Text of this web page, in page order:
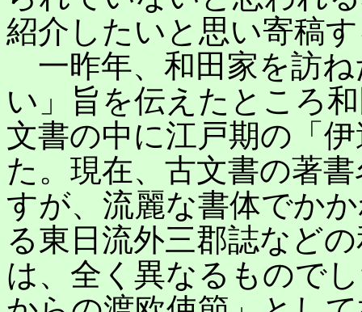
紹介したいと思い寄稿
一昨年、和田家を訪
い」旨を伝えたところ
文書の中に江戸期の「
た。現在、古文書の著
すが、流麗な書体でか
る東日流外三郡誌など
は、全く異なるもので